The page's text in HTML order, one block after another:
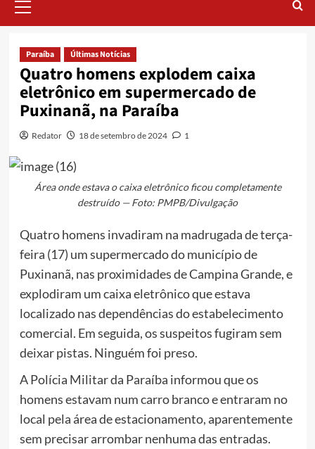
Menu
Paraíba Últimas Notícias
Quatro homens explodem caixa
eletrônico em supermercado de
Puxinanã, na Paraíba
Redator 18 de setembro de 2024 1
Área onde estava o caixa eletrônico ficou completamente
destruído — Foto: PMPB/Divulgação
Quatro homens invadiram na madrugada de terça-
feira (17) um supermercado do município de
Puxinanã, nas proximidades de Campina Grande, e
explodiram um caixa eletrônico que estava
localizado nas dependências do estabelecimento
comercial. Em seguida, os suspeitos fugiram sem
deixar pistas. Ninguém foi preso.
A Polícia Militar da Paraíba informou que os
homens estavam num carro branco e entraram no
local pela área de estacionamento, aparentemente
sem precisar arrombar nenhuma das entradas.